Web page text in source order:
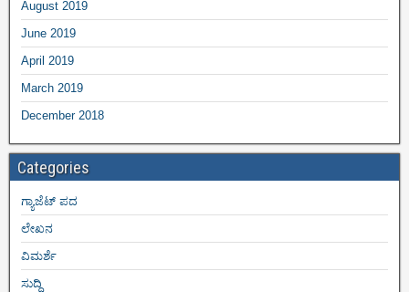
August 2019
June 2019
April 2019
March 2019
December 2018
Categories
ಗ್ಯಾಜೆಟ್ ಪದ
ಲೇಖನ
ವಿಮರ್ಶೆ
ಸುದ್ದಿ